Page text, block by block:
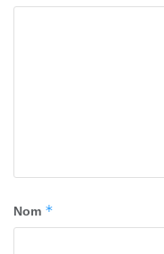
Nom *